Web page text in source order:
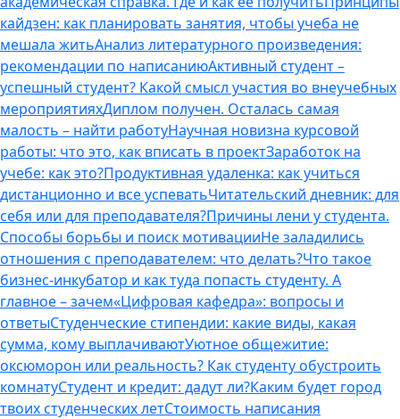
кайдзен: как планировать занятия, чтобы учеба не
мешала житьАнализ литературного произведения:
рекомендации по написаниюАктивный студент –
успешный студент? Какой смысл участия во внеучебных
мероприятияхДиплом получен. Осталась самая
малость – найти работуНаучная новизна курсовой
работы: что это, как вписать в проектЗаработок на
учебе: как это?Продуктивная удаленка: как учиться
дистанционно и все успеватьЧитательский дневник: для
себя или для преподавателя?Причины лени у студента.
Способы борьбы и поиск мотивацииНе заладились
отношения с преподавателем: что делать?Что такое
бизнес-инкубатор и как туда попасть студенту. А
главное – зачем«Цифровая кафедра»: вопросы и
ответыСтуденческие стипендии: какие виды, какая
сумма, кому выплачиваютУютное общежитие:
оксюморон или реальность? Как студенту обустроить
комнатуСтудент и кредит: дадут ли?Каким будет город
твоих студенческих летСтоимость написания